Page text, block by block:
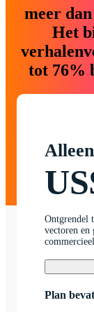
meer
Het
tot 76%
Ontgrendel
vectoren
Plan